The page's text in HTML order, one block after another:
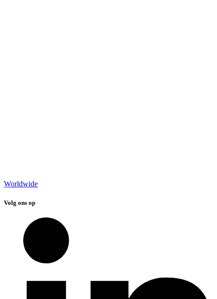
Worldwide
Volg ons op